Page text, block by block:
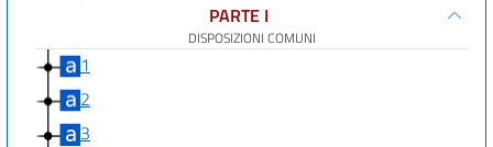
PARTE I
DISPOSIZIONI COMUNI
1
2
3